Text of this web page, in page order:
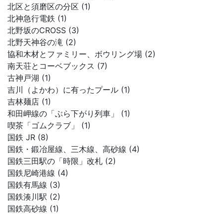
北区と須磨区の分区 (1)
北神急行電鉄 (1)
北野坂のCROSS (3)
北野天神谷の滝 (2)
協和木材とファミリー、ボウリング場 (2)
南天荘とコーベブックス (7)
古神戸湖 (1)
吉川（よかわ）に有ったプール (1)
吉林麺店 (1)
和田岬線の「ぶら下がり列車」 (1)
喫茶「ゴムクラブ」 (1)
国鉄 JR (8)
国鉄・鍛冶屋線、三木線、高砂線 (4)
国鉄三田駅の「時限」改札 (2)
国鉄尼崎港線 (4)
国鉄有馬線 (3)
国鉄湊川駅 (2)
国鉄高砂線 (1)